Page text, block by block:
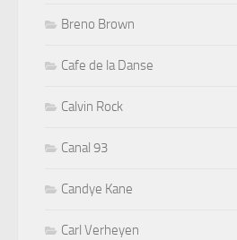
Breno Brown
Cafe de la Danse
Calvin Rock
Canal 93
Candye Kane
Carl Verheyen